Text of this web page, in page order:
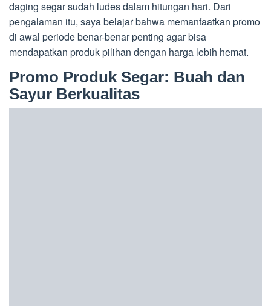
daging segar sudah ludes dalam hitungan hari. Dari
pengalaman itu, saya belajar bahwa memanfaatkan promo
di awal periode benar-benar penting agar bisa
mendapatkan produk pilihan dengan harga lebih hemat.
Promo Produk Segar: Buah dan
Sayur Berkualitas